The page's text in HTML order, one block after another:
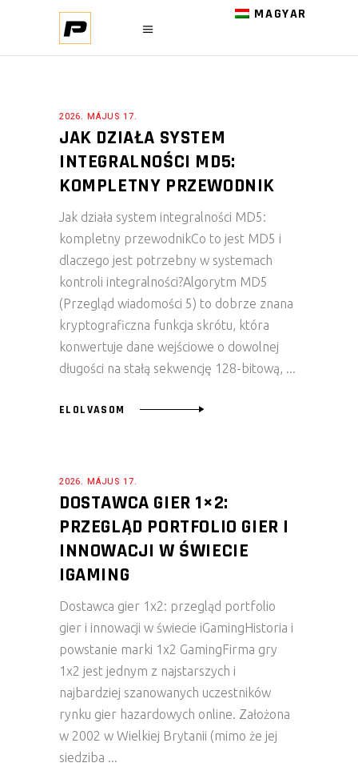
MAGYAR
2026. MÁJUS 17.
JAK DZIAŁA SYSTEM
INTEGRALNOŚCI MD5:
KOMPLETNY PRZEWODNIK
Jak działa system integralności MD5:
kompletny przewodnikCo to jest MD5 i
dlaczego jest potrzebny w systemach
kontroli integralności?Algorytm MD5
(Przegląd wiadomości 5) to dobrze znana
kryptograficzna funkcja skrótu, która
konwertuje dane wejściowe o dowolnej
długości na stałą sekwencję 128-bitową,
ELOLVASOM
2026. MÁJUS 17.
DOSTAWCA GIER 1×2:
PRZEGLĄD PORTFOLIO GIER I
INNOWACJI W ŚWIECIE
IGAMING
Dostawca gier 1x2: przegląd portfolio
gier i innowacji w świecie iGamingHistoria i
powstanie marki 1x2 GamingFirma gry
1x2 jest jednym z najstarszych i
najbardziej szanowanych uczestników
rynku gier hazardowych online. Założona
w 2002 w Wielkiej Brytanii (mimo że jej
siedziba